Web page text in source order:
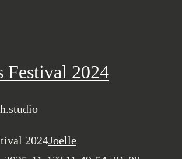
Festival 2024
2024Joelle